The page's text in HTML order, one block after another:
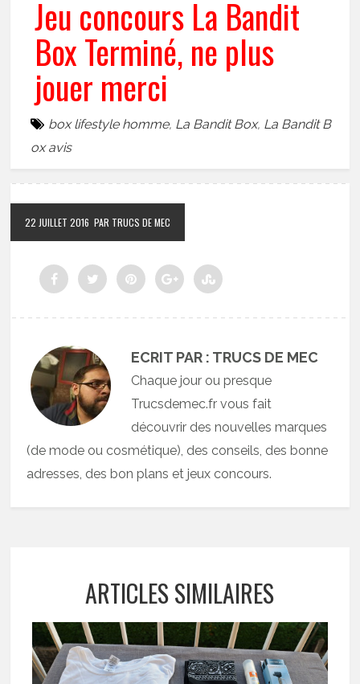
Jeu concours La Bandit
Box Terminé, ne plus
jouer merci
box lifestyle homme, La Bandit Box, La Bandit B
ox avis
22 JUILLET 2016 PAR TRUCS DE MEC
ECRIT PAR : TRUCS DE MEC
Chaque jour ou presque
Trucsdemec.fr vous fait
découvrir des nouvelles marques
(de mode ou cosmétique), des conseils, des bonne
adresses, des bon plans et jeux concours.
ARTICLES SIMILAIRES